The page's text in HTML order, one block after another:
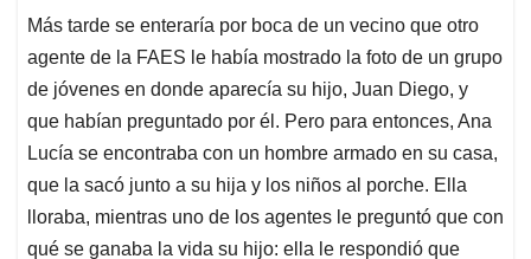
Más tarde se enteraría por boca de un vecino que otro
agente de la FAES le había mostrado la foto de un grupo
de jóvenes en donde aparecía su hijo, Juan Diego, y
que habían preguntado por él. Pero para entonces, Ana
Lucía se encontraba con un hombre armado en su casa,
que la sacó junto a su hija y los niños al porche. Ella
lloraba, mientras uno de los agentes le preguntó que con
qué se ganaba la vida su hijo: ella le respondió que